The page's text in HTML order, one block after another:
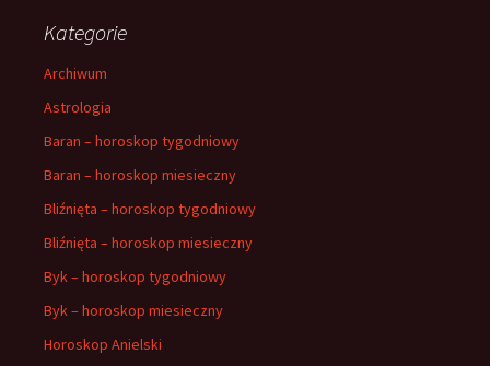
Kategorie
Archiwum
Astrologia
Baran – horoskop tygodniowy
Baran – horoskop miesieczny
Bliźnięta – horoskop tygodniowy
Bliźnięta – horoskop miesieczny
Byk – horoskop tygodniowy
Byk – horoskop miesieczny
Horoskop Anielski